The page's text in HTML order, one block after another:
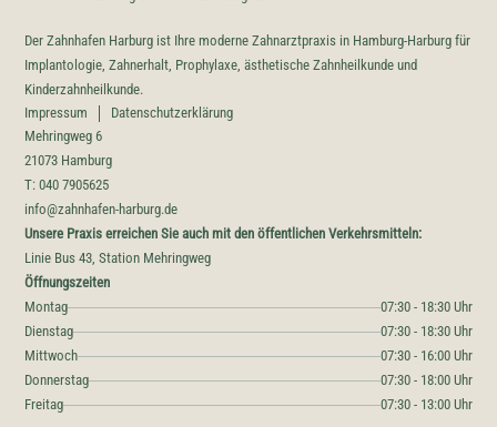
Der Zahnhafen Harburg ist Ihre moderne Zahnarztpraxis in Hamburg-Harburg für
Implantologie, Zahnerhalt, Prophylaxe, ästhetische Zahnheilkunde und
Kinderzahnheilkunde.
Impressum
Datenschutzerklärung
Mehringweg 6
21073 Hamburg
T: 040 7905625
info@zahnhafen-harburg.de
Unsere Praxis erreichen Sie auch mit den öffentlichen Verkehrsmitteln:
Linie Bus 43, Station Mehringweg
Öffnungszeiten
Montag
07:30 - 18:30 Uhr
Dienstag
07:30 - 18:30 Uhr
Mittwoch
07:30 - 16:00 Uhr
Donnerstag
07:30 - 18:00 Uhr
Freitag
07:30 - 13:00 Uhr